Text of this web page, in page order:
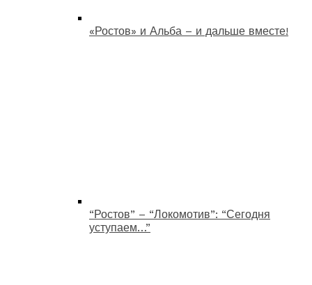
«Ростов» и Альба – и дальше вместе!
“Ростов” – “Локомотив”: “Сегодня
уступаем…”